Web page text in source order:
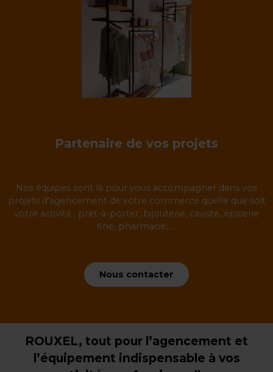
Partenaire de vos projets
Nos équipes sont là pour vous accompagner dans vos
projets d'agencement de votre commerce quelle que soit
votre activité : prêt-à-porter, bijouterie, caviste, épicerie
fine, pharmacie, ...
Nous contacter
ROUXEL, tout pour l’agencement et
l’équipement indispensable à vos